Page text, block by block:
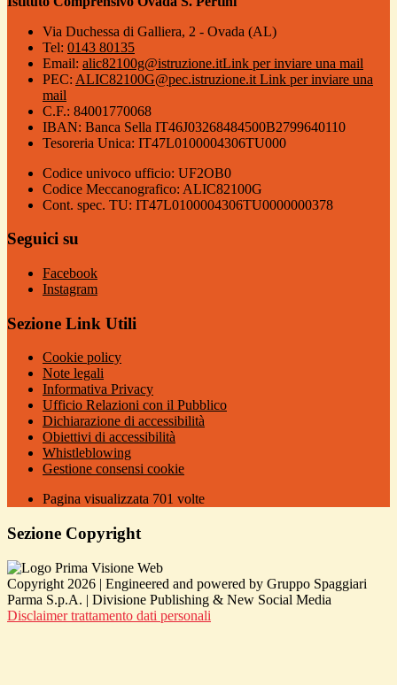
Via Duchessa di Galliera, 2 - Ovada (AL)
Tel: 0143 80135
Email: alic82100g@istruzione.itLink per inviare una mail
PEC: ALIC82100G@pec.istruzione.it Link per inviare una
mail
C.F.: 84001770068
IBAN: Banca Sella IT46J03268484500B2799640110
Tesoreria Unica: IT47L0100004306TU000
Codice univoco ufficio: UF2OB0
Codice Meccanografico: ALIC82100G
Cont. spec. TU: IT47L0100004306TU0000000378
Seguici su
Facebook
Instagram
Sezione Link Utili
Cookie policy
Note legali
Informativa Privacy
Ufficio Relazioni con il Pubblico
Dichiarazione di accessibilità
Obiettivi di accessibilità
Whistleblowing
Gestione consensi cookie
Pagina visualizzata 701 volte
Sezione Copyright
Copyright 2026 | Engineered and powered by Gruppo Spaggiari
Parma S.p.A. | Divisione Publishing & New Social Media
Disclaimer trattamento dati personali